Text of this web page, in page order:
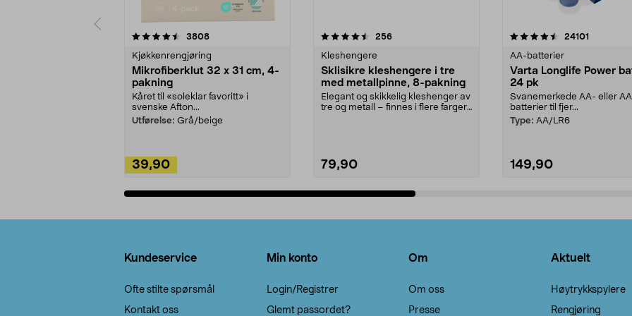
3808anmeldelser
Kjøkkenrengjøring
Mikrofiberklut 32 x 31 cm, 4-
pakning
Kåret til «soleklar favoritt» i
svenske Afton...
Utførelse: Grå/beige
39,90
4.5av 5 stjerner 256anmeldelser
Kleshengere
Sklisikre kleshengere i tre
med metallpinne, 8-pakning
Elegant og skikkelig kleshenger av
tre og metall – finnes i flere farger.
79,90
4.5av 5 stjerner 24101
AA-batterier
Varta Longlife Power
24 pk
Svanemerkede AA- eller
batterier til fjer...
Type: AA/LR6
149,90
4.5av 5 stjerner
Kundeservice
Ofte stilte spørsmål
Kontakt oss
Min konto
Login/Registrer
Glemt passordet?
Om
Om oss
Presse
Aktuelt
Høytrykkspylere
Rengjøring